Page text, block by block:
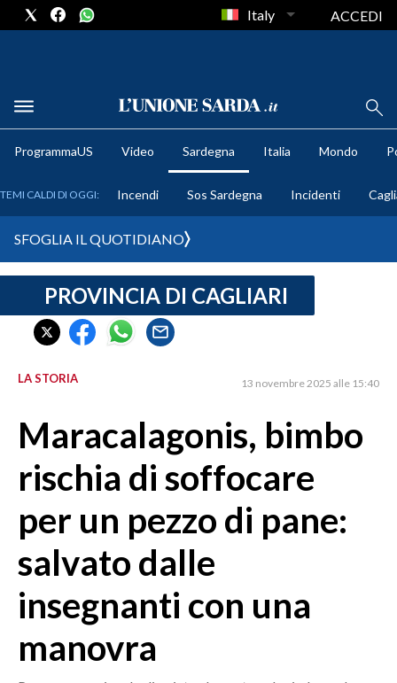
METEO
CRONACA SARDEGNA
CAGLIARI
SULCIS IGLESIENTE
ORISTANO E PROVINCIA
GALLURA
OGLIASTRA
AGENDA
CRONACA
MONDO
Italy ACCEDI
ProgrammaUS Video Sardegna Italia Mondo
TEMI CALDI DI OGGI: Incendi Sos Sardegna Incidenti
SFOGLIA IL QUOTIDIANO
PROVINCIA DI CAGLIARI
LA STORIA 13 novembre 2025 alle 15:40
Maracalagonis, bimbo
rischia di soffocare
per un pezzo di pane:
salvato dalle
insegnanti con una
manovra